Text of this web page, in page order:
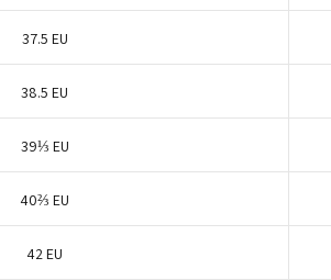
37.5 EU
38.5 EU
39⅓ EU
40⅔ EU
42 EU